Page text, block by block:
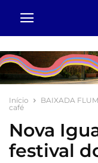
Início BAIXADA
café
Nova
festival